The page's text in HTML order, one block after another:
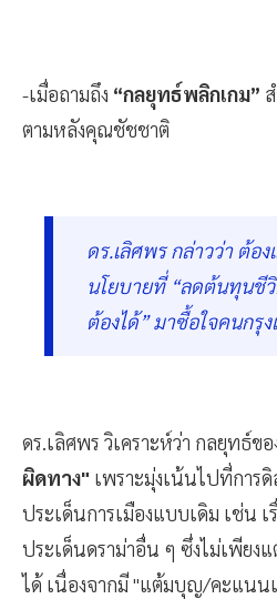
-เมื่อถามถึง “กลยุทธ์พลิกเกม”
ตามหลังคุณชัชชาติ
ดร.เลิศพร กล่าวว่า ต้อง
นโยบายที่ “ลดต้นทุนชี
ต้องได้” มาซื้อใจคนกรุ
ดร.เลิศพร วิเคราะห์ว่า กลยุทธ์ข
ผิดทาง" เพราะมุ่งเน้นไปที่การ
ประเด็นการเมืองแบบเดิม เช่น เ
ประเด็นดราม่าอื่น ๆ ซึ่งไม่เพียง
ได้ เนื่องจากมี "แต้มบุญ/คะแน